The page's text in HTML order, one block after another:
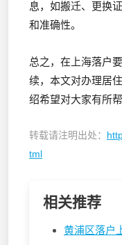
息，如搬迁、更换
和准确性。
总之，在上海落户
续，本文对办理居
绍希望对大家有所帮
转载请注明出处：
tml
相关推荐
黄浦区落户